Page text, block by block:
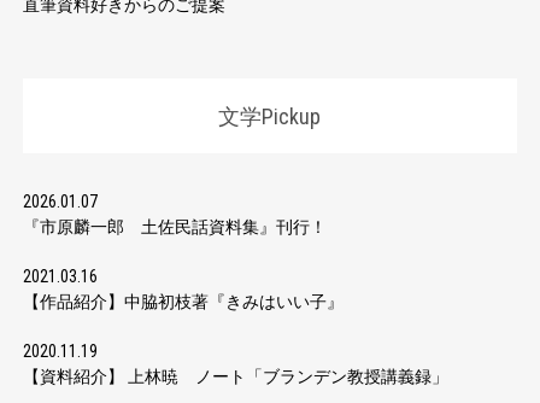
直筆資料好きからのご提案
文学Pickup
2026.01.07
『市原麟一郎 土佐民話資料集』刊行！
2021.03.16
【作品紹介】中脇初枝著『きみはいい子』
2020.11.19
【資料紹介】 上林暁 ノート「ブランデン教授講義録」